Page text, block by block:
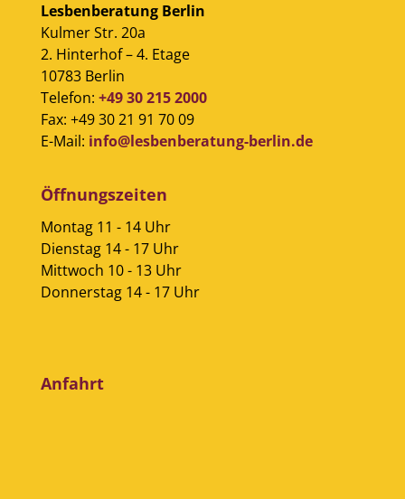
Lesbenberatung Berlin
Kulmer Str. 20a
2. Hinterhof – 4. Etage
10783 Berlin
Telefon: +49 30 215 2000
Fax: +49 30 21 91 70 09
E-Mail: info@lesbenberatung-berlin.de
Öffnungszeiten
Montag 11 - 14 Uhr
Dienstag 14 - 17 Uhr
Mittwoch 10 - 13 Uhr
Donnerstag 14 - 17 Uhr
Anfahrt